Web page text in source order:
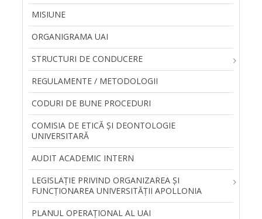
MISIUNE
ORGANIGRAMA UAI
STRUCTURI DE CONDUCERE
REGULAMENTE / METODOLOGII
CODURI DE BUNE PROCEDURI
COMISIA DE ETICĂ ȘI DEONTOLOGIE
UNIVERSITARĂ
AUDIT ACADEMIC INTERN
LEGISLAŢIE PRIVIND ORGANIZAREA ŞI
FUNCŢIONAREA UNIVERSITĂŢII APOLLONIA
PLANUL OPERAȚIONAL AL UAI